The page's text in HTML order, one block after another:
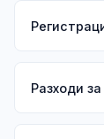
Разходи